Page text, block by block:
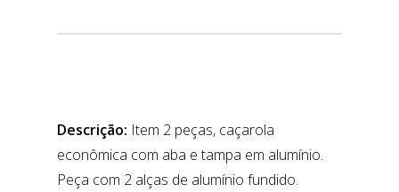
Descrição: Item 2 peças, caçarola
econômica com aba e tampa em alumínio.
Peça com 2 alças de alumínio fundido.